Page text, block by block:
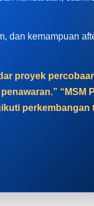
dan kemampuan
proyek
“MSM